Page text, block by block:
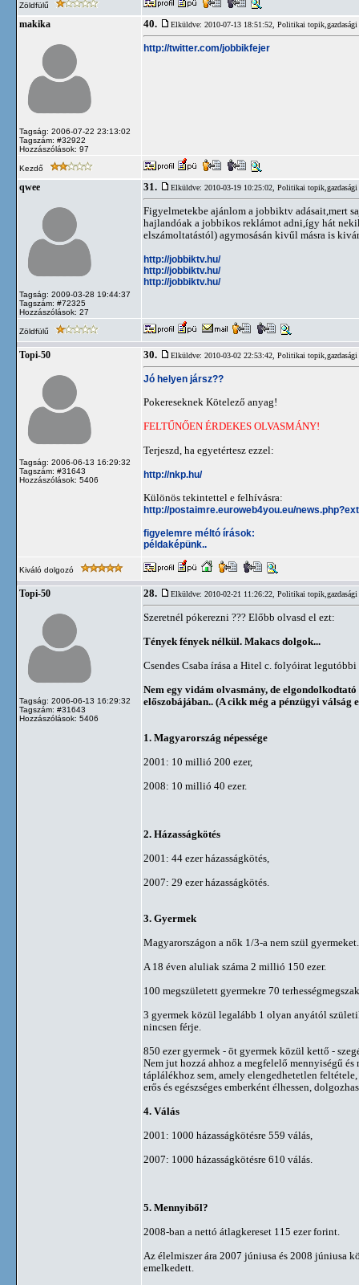
Zöldfülű
makika
Tagság: 2006-07-22 23:13:02
Tagszám: #32922
Hozzászólások: 97
40. Elküldve: 2010-07-13 18:51:52, Politikai topik,gazdasági
http://twitter.com/jobbikfejer
Kezdő
qwee
Tagság: 2009-03-28 19:44:37
Tagszám: #72325
Hozzászólások: 27
31. Elküldve: 2010-03-19 10:25:02, Politikai topik,gazdasági
Figyelmetekbe ajánlom a jobbiktv adásait,mert
hajlandóak a jobbikos reklámot adni,így hát
elszámoltatástól) agymosásán kivűl másra is
http://jobbiktv.hu/
http://jobbiktv.hu/
http://jobbiktv.hu/
Zöldfülű
Topi-50
Tagság: 2006-06-13 16:29:32
Tagszám: #31643
Hozzászólások: 5406
30. Elküldve: 2010-03-02 22:53:42, Politikai topik,gazdasági
Jó helyen jársz??
Pokereseknek Kötelező anyag!
FELTŰNŐEN ÉRDEKES OLVASMÁNY!
Terjeszd, ha egyetértesz ezzel:
http://nkp.hu/
Különös tekintettel e felhívásra:
http://postaimre.euroweb4you.eu/
figyelemre méltó írások:
példaképünk..
Kiváló dolgozó
Topi-50
Tagság: 2006-06-13 16:29:32
Tagszám: #31643
Hozzászólások: 5406
28. Elküldve: 2010-02-21 11:26:22, Politikai topik,gazdasági
Szeretnél pókerezni ??? Előbb olvasd el ezt:
Tények fények nélkül. Makacs dolgok...
Csendes Csaba írása a Hitel c. folyóirat legutóbbi
Nem egy vidám olvasmány, de
előszobájában.. (A cikk még a pénzügyi válság
1. Magyarország népessége
2001: 10 millió 200 ezer,
2008: 10 millió 40 ezer.
2. Házasságkötés
2001: 44 ezer házasságkötés,
2007: 29 ezer házasságkötés.
3. Gyermek
Magyarországon a nők 1/3-a nem szül gyermeket.
A 18 éven aluliak száma 2 millió 150 ezer.
100 megszületett gyermekre 70
3 gyermek közül legalább 1 olyan anyától
nincsen férje.
850 ezer gyermek - öt gyermek közül kettő -
Nem jut hozzá ahhoz a megfelelő mennyiségű
táplálékhoz sem, amely elengedhetetlen
erős és egészséges emberként élhessen,
4. Válás
2001: 1000 házasságkötésre 559 válás,
2007: 1000 házasságkötésre 610 válás.
5. Mennyiből?
2008-ban a nettó átlagkereset 115 ezer forint.
Az élelmiszer ára 2007 júniusa és 2008 júniusa
emelkedett.